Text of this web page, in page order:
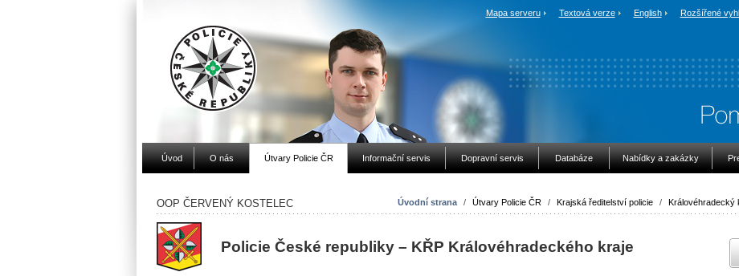
Mapa serveru Textová verze English Rozšířené
Úvod O nás Útvary Policie ČR Informační servis Dopravní servis Databáze Nabídky a zakázky
Úvodní strana / Útvary Policie ČR / Krajská ředitelství policie / Královéhradecký
OOP ČERVENÝ KOSTELEC
Policie České republiky – KŘP Královéhradeckého kraje